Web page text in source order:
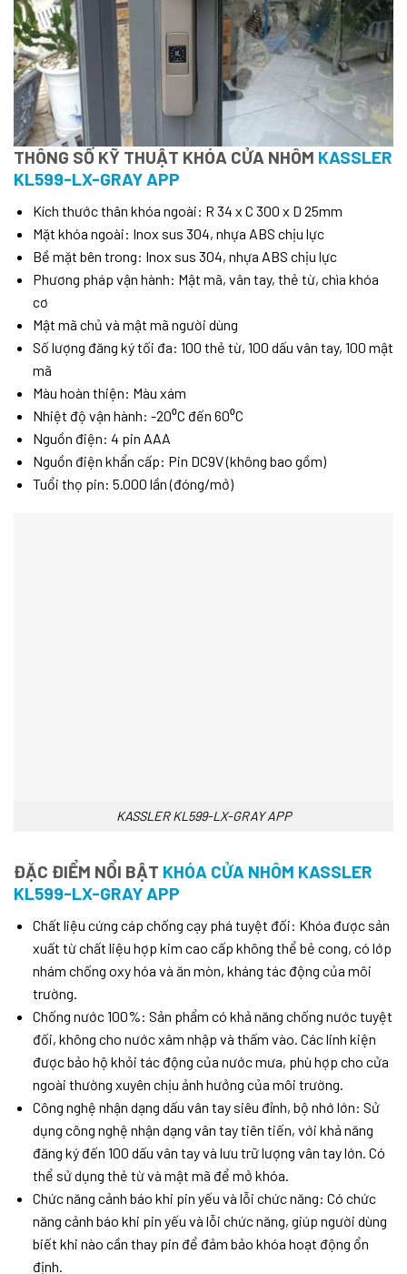
THÔNG SỐ KỸ THUẬT KHÓA CỬA NHÔM KASSLER
KL599-LX-GRAY APP
Kích thước thân khóa ngoài: R 34 x C 300 x D 25mm
Mặt khóa ngoài: Inox sus 304, nhựa ABS chịu lực
Bề mặt bên trong: Inox sus 304, nhựa ABS chịu lực
Phương pháp vận hành: Mật mã, vân tay, thẻ từ, chìa khóa
cơ
Mật mã chủ và mật mã người dùng
Số lượng đăng ký tối đa: 100 thẻ từ, 100 dấu vân tay, 100 mật
mã
Màu hoàn thiện: Màu xám
Nhiệt độ vận hành: -20⁰C đến 60⁰C
Nguồn điện: 4 pin AAA
Nguồn điện khẩn cấp: Pin DC9V (không bao gồm)
Tuổi thọ pin: 5.000 lần (đóng/mở)
KASSLER KL599-LX-GRAY APP
ĐẶC ĐIỂM NỔI BẬT KHÓA CỬA NHÔM KASSLER
KL599-LX-GRAY APP
Chất liệu cứng cáp chống cạy phá tuyệt đối: Khóa được sản
xuất từ chất liệu hợp kim cao cấp không thể bẻ cong, có lớp
nhám chống oxy hóa và ăn mòn, kháng tác động của môi
trường.
Chống nước 100%: Sản phẩm có khả năng chống nước tuyệt
đối, không cho nước xâm nhập và thấm vào. Các linh kiện
được bảo hộ khỏi tác động của nước mưa, phù hợp cho cửa
ngoài thường xuyên chịu ảnh hưởng của môi trường.
Công nghệ nhận dạng dấu vân tay siêu đỉnh, bộ nhớ lớn: Sử
dụng công nghệ nhận dạng vân tay tiên tiến, với khả năng
đăng ký đến 100 dấu vân tay và lưu trữ lượng vân tay lớn. Có
thể sử dụng thẻ từ và mật mã để mở khóa.
Chức năng cảnh báo khi pin yếu và lỗi chức năng: Có chức
năng cảnh báo khi pin yếu và lỗi chức năng, giúp người dùng
biết khi nào cần thay pin để đảm bảo khóa hoạt động ổn
định.